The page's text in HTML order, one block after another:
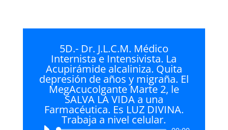
5D.- Dr. J.L.C.M. Médico
Internista e Intensivista. La
Acupirámide alcaliniza. Quita
depresión de años y migraña. El
MegAcucolgante Marte 2, le
SALVA LA VIDA a una
Farmacéutica. Es LUZ DIVINA.
Trabaja a nivel celular.